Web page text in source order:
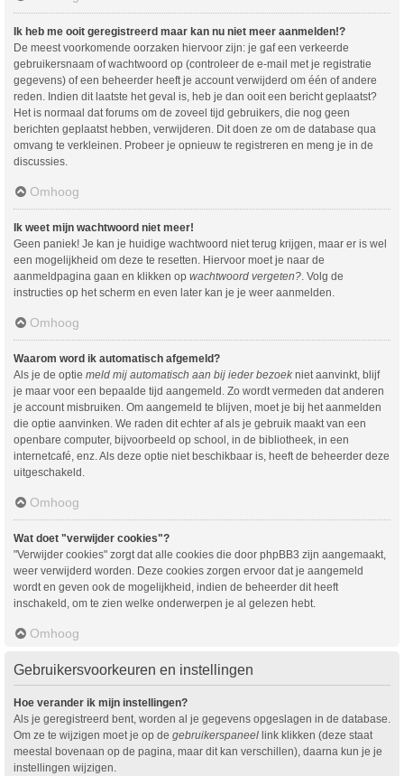
Ik heb me ooit geregistreerd maar kan nu niet meer aanmelden!?
De meest voorkomende oorzaken hiervoor zijn: je gaf een verkeerde
gebruikersnaam of wachtwoord op (controleer de e-mail met je registratie
gegevens) of een beheerder heeft je account verwijderd om één of andere
reden. Indien dit laatste het geval is, heb je dan ooit een bericht geplaatst?
Het is normaal dat forums om de zoveel tijd gebruikers, die nog geen
berichten geplaatst hebben, verwijderen. Dit doen ze om de database qua
omvang te verkleinen. Probeer je opnieuw te registreren en meng je in de
discussies.
Omhoog
Ik weet mijn wachtwoord niet meer!
Geen paniek! Je kan je huidige wachtwoord niet terug krijgen, maar er is wel
een mogelijkheid om deze te resetten. Hiervoor moet je naar de
aanmeldpagina gaan en klikken op wachtwoord vergeten? . Volg de
instructies op het scherm en even later kan je je weer aanmelden.
Omhoog
Waarom word ik automatisch afgemeld?
Als je de optie meld mij automatisch aan bij ieder bezoek niet aanvinkt, blijf
je maar voor een bepaalde tijd aangemeld. Zo wordt vermeden dat anderen
je account misbruiken. Om aangemeld te blijven, moet je bij het aanmelden
die optie aanvinken. We raden dit echter af als je gebruik maakt van een
openbare computer, bijvoorbeeld op school, in de bibliotheek, in een
internetcafé, enz. Als deze optie niet beschikbaar is, heeft de beheerder deze
uitgeschakeld.
Omhoog
Wat doet "verwijder cookies"?
"Verwijder cookies" zorgt dat alle cookies die door phpBB3 zijn aangemaakt,
weer verwijderd worden. Deze cookies zorgen ervoor dat je aangemeld
wordt en geven ook de mogelijkheid, indien de beheerder dit heeft
inschakeld, om te zien welke onderwerpen je al gelezen hebt.
Omhoog
Gebruikersvoorkeuren en instellingen
Hoe verander ik mijn instellingen?
Als je geregistreerd bent, worden al je gegevens opgeslagen in de database.
Om ze te wijzigen moet je op de gebruikerspaneel link klikken (deze staat
meestal bovenaan op de pagina, maar dit kan verschillen), daarna kun je je
instellingen wijzigen.